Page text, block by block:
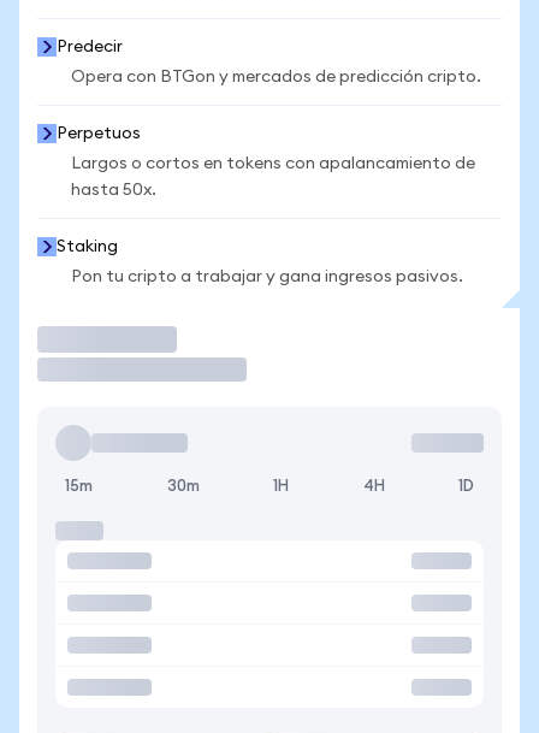
Predecir
Opera con BTGon y mercados de predicción cripto.
Perpetuos
Largos o cortos en tokens con apalancamiento de
hasta 50x.
Staking
Pon tu cripto a trabajar y gana ingresos pasivos.
15m 30m 1H 4H 1D